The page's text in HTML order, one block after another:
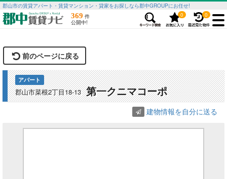
前のページに戻る
アパート
郡山市菜根2丁目18-13 第一クニマコーポ
建物情報を自分に送る
郡山市の賃貸アパート・賃貸マンション・貸家をお探しなら郡中GROUPにお任せ!
369 件
公開中!
0 0